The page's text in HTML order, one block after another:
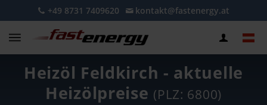
+49 8731 7409620 kontakt@fastenergy.at
Heizöl Feldkirch - aktuelle
Heizölpreise (PLZ: 6800)